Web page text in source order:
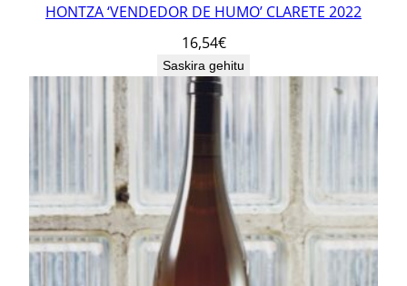
HONTZA ‘VENDEDOR DE HUMO’ CLARETE 2022
16,54€
Saskira gehitu